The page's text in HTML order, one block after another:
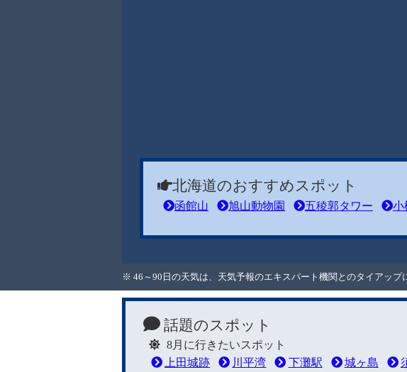
北海道のおすすめスポット
函館山 旭山動物園 五稜郭タワー 小
※ 46～90日の天気は、天気予報のエキスパート機関とのタイアップ
話題のスポット
8月に行きたいスポット
上田城跡
川平湾 下灘駅 城ヶ島